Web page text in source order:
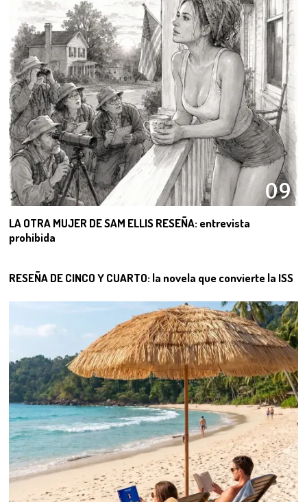
09
LA OTRA MUJER DE SAM ELLIS RESEÑA: entrevista
prohibida
RESEÑA DE CINCO Y CUARTO: la novela que convierte la ISS